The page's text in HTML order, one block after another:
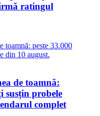
ratingul
de toamnă:
susțin probele
complet